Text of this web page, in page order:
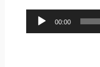
u
00:00